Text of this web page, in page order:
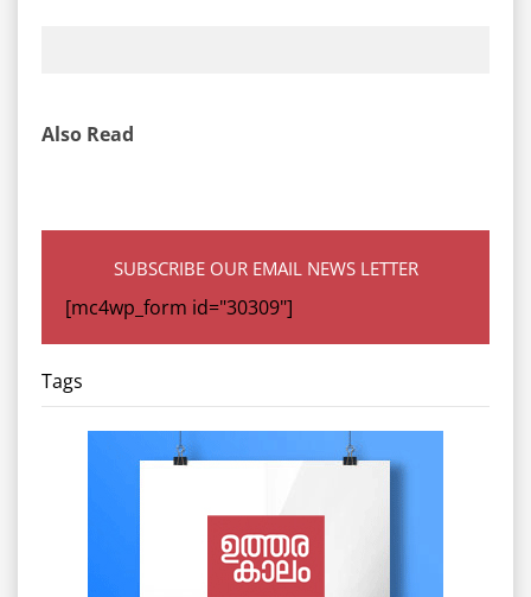
Also Read
SUBSCRIBE OUR EMAIL NEWS LETTER
[mc4wp_form id="30309"]
Tags